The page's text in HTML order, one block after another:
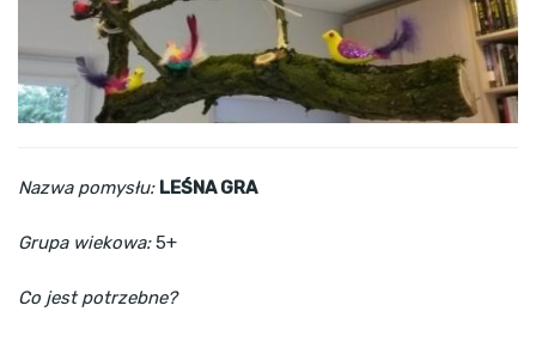
Nazwa pomysłu: LEŚNA GRA
Grupa wiekowa:5+
Co jest potrzebne?